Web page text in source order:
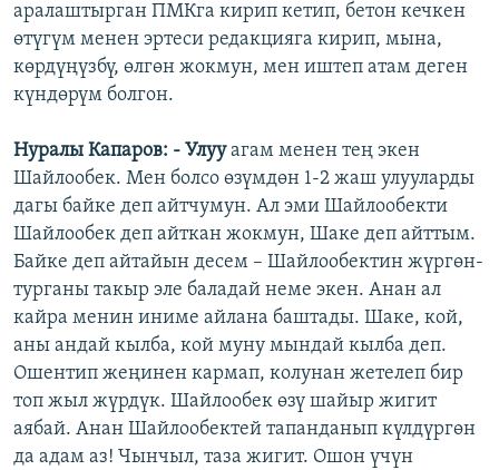
аралаштырган ПМКга кирип кетип, бетон кечкен
өтүгүм менен эртеси редакцияга кирип, мына,
көрдүңүзбү, өлгөн жокмун, мен иштеп атам деген
күндөрүм болгон.
Нуралы Капаров: - Улууагам менен тең экен
Шайлообек. Мен болсо өзүмдөн 1-2 жаш улууларды
дагы байке деп айтчумун. Ал эми Шайлообекти
Шайлообек деп айткан жокмун, Шаке деп айттым.
Байке деп айтайын десем – Шайлообектин жүргөн-
турганы такыр эле баладай неме экен. Анан ал
кайра менин иниме айлана баштады. Шаке, кой,
аны андай кылба, кой муну мындай кылба деп.
Ошентип жеңинен кармап, колунан жетелеп бир
топ жыл жүрдүк. Шайлообек өзү шайыр жигит
аябай. Анан Шайлообектей тапанданып күлдүргөн
да адам аз! Чынчыл, таза жигит. Ошон үчүн